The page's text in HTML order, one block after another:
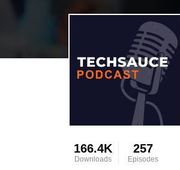
166.4K
Downloads
257
Episodes